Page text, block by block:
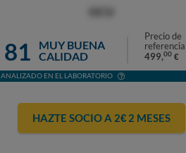
81
MUY BUENA
CALIDAD
Precio de
referencia
499,00 €
ANALIZADO EN EL LABORATORIO
HAZTE SOCIO A 2€ 2 MESES